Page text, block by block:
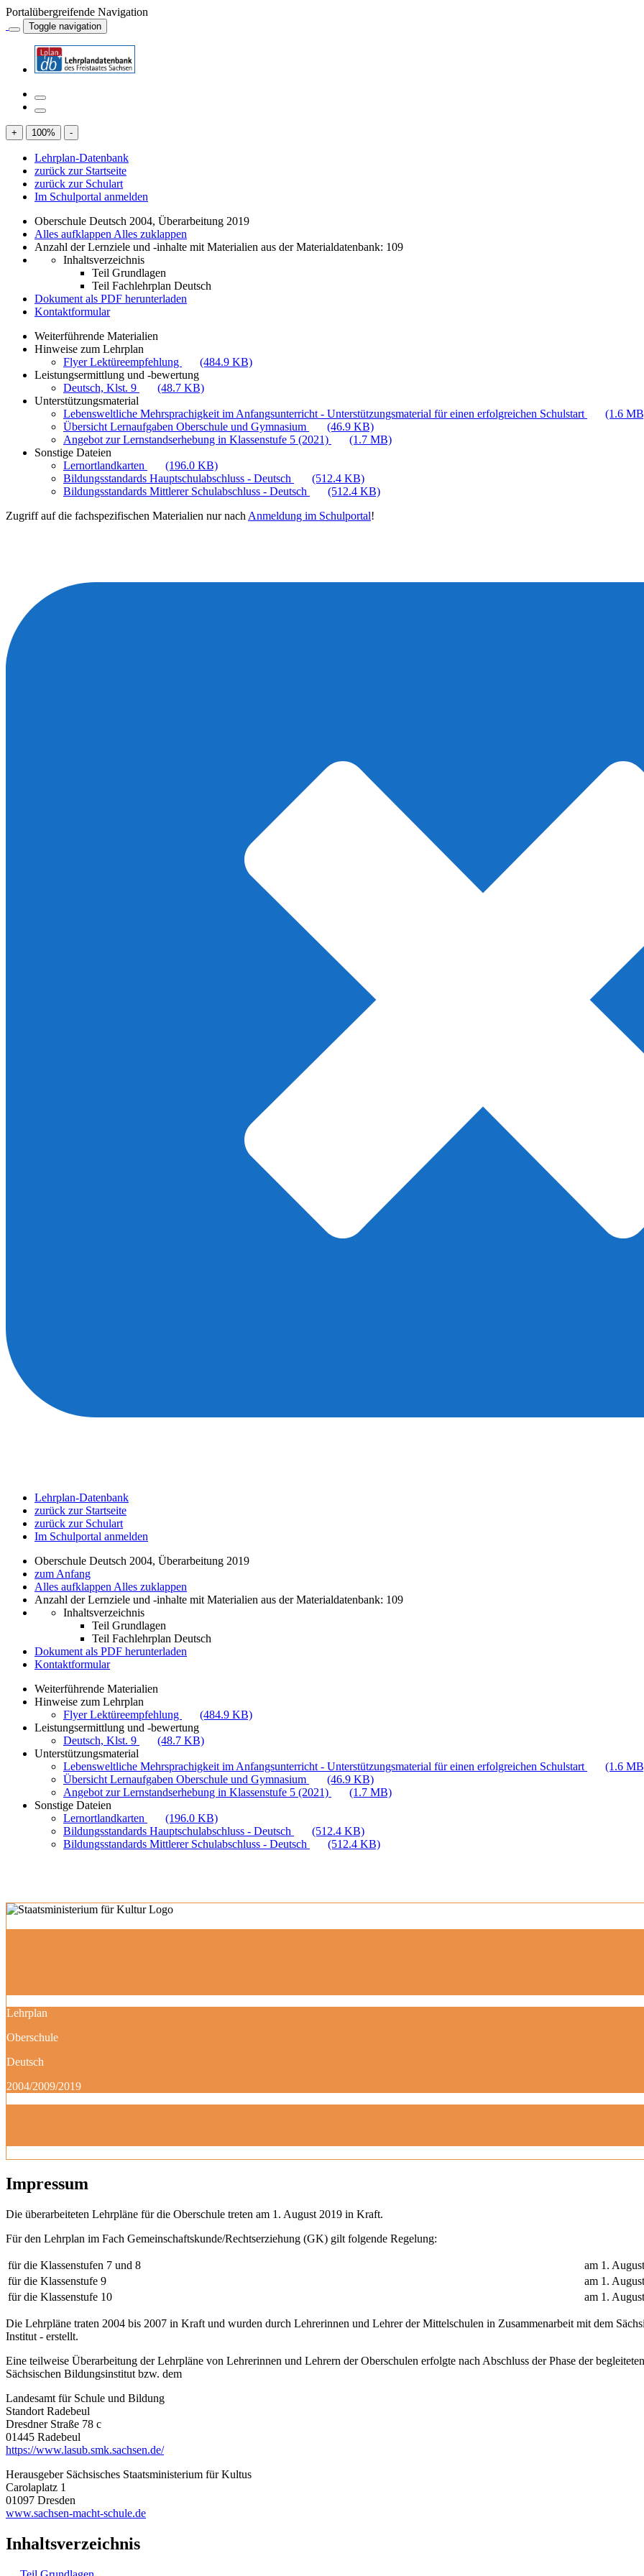
Portalübergreifende Navigation
Toggle navigation
+ 100% -
Lehrplan-Datenbank
zurück zur Startseite
zurück zur Schulart
Im Schulportal anmelden
Oberschule Deutsch 2004, Überarbeitung 2019
Alles aufklappen Alles zuklappen
Anzahl der Lernziele und -inhalte mit Materialien aus der Materialdatenbank: 109
Inhaltsverzeichnis
Teil Grundlagen
Teil Fachlehrplan Deutsch
Dokument als PDF herunterladen
Kontaktformular
Weiterführende Materialien
Hinweise zum Lehrplan
Flyer Lektüreempfehlung
(484.9 KB)
Leistungsermittlung und -bewertung
Deutsch, Klst. 9
(48.7 KB)
Unterstützungsmaterial
Lebensweltliche Mehrsprachigkeit im Anfangsunterricht - Unterstützungsmaterial für einen erfolgreichen Schulstart
(1.6
Übersicht Lernaufgaben Oberschule und Gymnasium
(46.9 KB)
Angebot zur Lernstandserhebung in Klassenstufe 5 (2021)
(1.7 MB)
Sonstige Dateien
Lernortlandkarten
(196.0 KB)
Bildungsstandards Hauptschulabschluss - Deutsch
(512.4 KB)
Bildungsstandards Mittlerer Schulabschluss - Deutsch
(512.4 KB)
Zugriff auf die fachspezifischen Materialien nur nach Anmeldung im Schulportal!
Lehrplan-Datenbank
zurück zur Startseite
zurück zur Schulart
Im Schulportal anmelden
Oberschule Deutsch 2004, Überarbeitung 2019
zum Anfang
Alles aufklappen Alles zuklappen
Anzahl der Lernziele und -inhalte mit Materialien aus der Materialdatenbank: 109
Inhaltsverzeichnis
Teil Grundlagen
Teil Fachlehrplan Deutsch
Dokument als PDF herunterladen
Kontaktformular
Weiterführende Materialien
Hinweise zum Lehrplan
Flyer Lektüreempfehlung
(484.9 KB)
Leistungsermittlung und -bewertung
Deutsch, Klst. 9
(48.7 KB)
Unterstützungsmaterial
Lebensweltliche Mehrsprachigkeit im Anfangsunterricht - Unterstützungsmaterial für einen erfolgreichen Schulstart
(1.6
Übersicht Lernaufgaben Oberschule und Gymnasium
(46.9 KB)
Angebot zur Lernstandserhebung in Klassenstufe 5 (2021)
(1.7 MB)
Sonstige Dateien
Lernortlandkarten
(196.0 KB)
Bildungsstandards Hauptschulabschluss - Deutsch
(512.4 KB)
Bildungsstandards Mittlerer Schulabschluss - Deutsch
(512.4 KB)
Lehrplan
Oberschule
Deutsch
2004/2009/2019
Impressum
Die überarbeiteten Lehrpläne für die Oberschule treten am 1. August 2019 in Kraft.
Für den Lehrplan im Fach Gemeinschaftskunde/Rechtserziehung (GK) gilt folgende Regelung:
für die Klassenstufen 7 und 8
am 1.
für die Klassenstufe 9
am 1.
für die Klassenstufe 10
am 1.
Die Lehrpläne traten 2004 bis 2007 in Kraft und wurden durch Lehrerinnen und Lehrer der Mittelschulen in Zusammenarbeit mit dem
Institut - erstellt.
Eine teilweise Überarbeitung der Lehrpläne von Lehrerinnen und Lehrern der Oberschulen erfolgte nach Abschluss der Phase der
Sächsischen Bildungsinstitut bzw. dem
Landesamt für Schule und Bildung
Standort Radebeul
Dresdner Straße 78 c
01445 Radebeul
https://www.lasub.smk.sachsen.de/
Herausgeber Sächsisches Staatsministerium für Kultus
Carolaplatz 1
01097 Dresden
www.sachsen-macht-schule.de
Inhaltsverzeichnis